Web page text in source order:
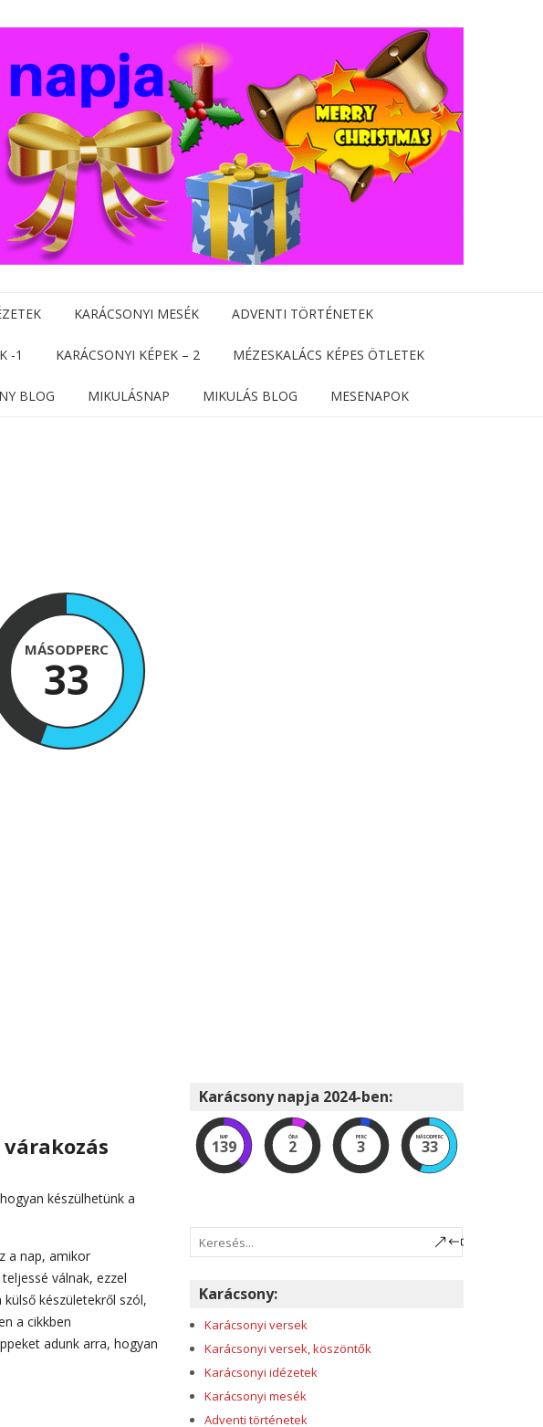
KARÁCSONYI MESÉK ADVENTI TÖRTÉNETEK
-1 KARÁCSONYI KÉPEK – 2 MÉZESKALÁCS KÉPES ÖTLETEK
BLOG MIKULÁSNAP MIKULÁS BLOG MESENAPOK
MÁSODPERC
32
készülhetünk a
a nap, amikor
válnak, ezzel
készületekről szól,
a cikkben
adunk arra, hogyan
Karácsony napja 2024-ben:
NAP
139
ÓRA
2
PERC
3
MÁSODPERC
32
Karácsony:
Karácsonyi versek
Karácsonyi versek, köszöntők
Karácsonyi idézetek
Karácsonyi mesék
Adventi történetek